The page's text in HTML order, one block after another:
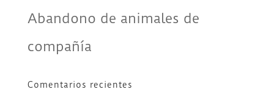
Abandono de animales de
compañía
Comentarios recientes